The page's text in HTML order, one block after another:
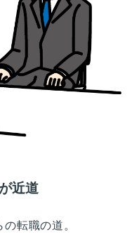
近道
転職の道。